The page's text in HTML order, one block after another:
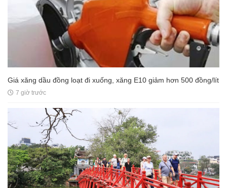
Giá xăng dầu đồng loạt đi xuống, xăng E10 giảm hơn 500 đồng/lít
7 giờ trước